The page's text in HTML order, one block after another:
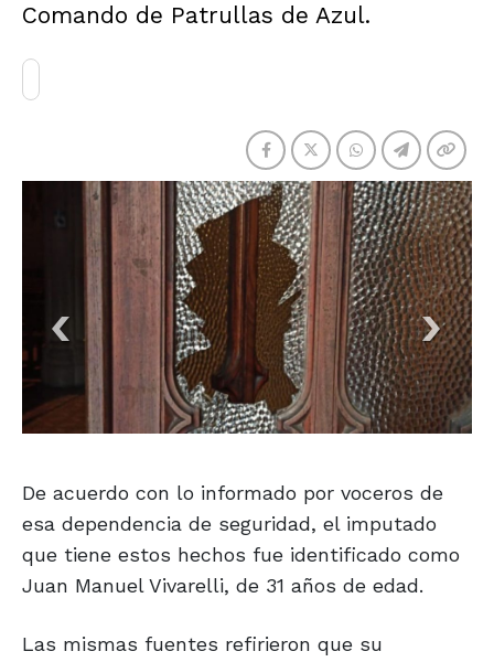
Comando de Patrullas de Azul.
De acuerdo con lo informado por voceros de
esa dependencia de seguridad, el imputado
que tiene estos hechos fue identificado como
Juan Manuel Vivarelli, de 31 años de edad.
Las mismas fuentes refirieron que su